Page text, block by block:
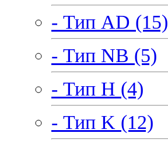
- Тип AD (15)
- Тип NB (5)
- Тип H (4)
- Тип K (12)